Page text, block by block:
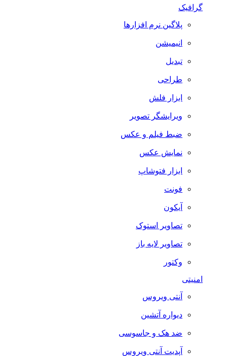
گرافیک
پلاگین نرم افزارها
انیمیشن
تبدیل
طراحی
ابزار فلش
ویرایشگر تصویر
ضبط فيلم و عكس
نمایش عکس
ابزار فتوشاپ
فونت
آیکون
تصاویر استوک
تصاویر لایه باز
وکتور
امنیتی
آنتی ویروس
دیواره آتشین
ضد هک و جاسوسی
آپدیت آنتی ویروس